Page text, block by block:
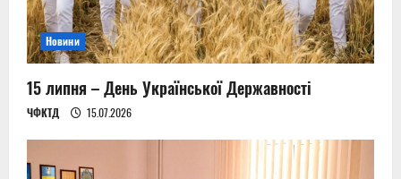
Новини
15 липня – День Української Державності
ЧФКТД 15.07.2026